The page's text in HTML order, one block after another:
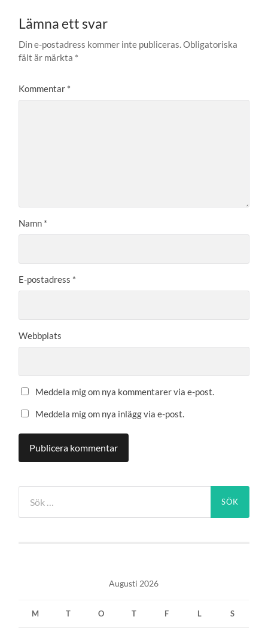
Lämna ett svar
Din e-postadress kommer inte publiceras. Obligatoriska
fält är märkta *
Kommentar *
Namn *
E-postadress *
Webbplats
Meddela mig om nya kommentarer via e-post.
Meddela mig om nya inlägg via e-post.
efter:
Augusti 2026
M T O T F L S